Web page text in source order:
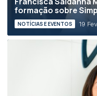
formação sobre
NOTÍCIAS E EVENTOS 19